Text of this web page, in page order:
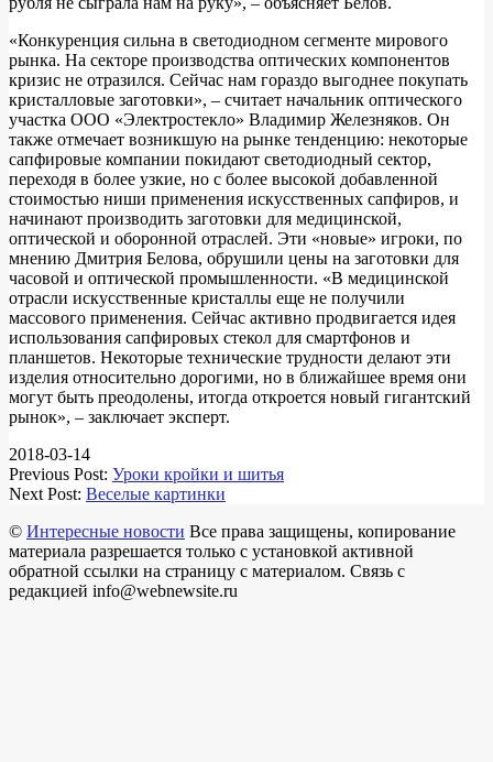
«Конкуренция сильна в светодиодном сегменте мирового
рынка. На секторе производства оптических компонентов
кризис не отразился. Сейчас нам гораздо выгоднее покупать
кристалловые заготовки», – считает начальник оптического
участка ООО «Электростекло» Владимир Железняков. Он
также отмечает возникшую на рынке тенденцию: некоторые
сапфировые компании покидают светодиодный сектор,
переходя в более узкие, но с более высокой добавленной
стоимостью ниши применения искусственных сапфиров, и
начинают производить заготовки для медицинской,
оптической и оборонной отраслей. Эти «новые» игроки, по
мнению Дмитрия Белова, обрушили цены на заготовки для
часовой и оптической промышленности. «В медицинской
отрасли искусственные кристаллы еще не получили
массового применения. Сейчас активно продвигается идея
использования сапфировых стекол для смартфонов и
планшетов. Некоторые технические трудности делают эти
изделия относительно дорогими, но в ближайшее время они
могут быть преодолены, итогда откроется новый гигантский
рынок», – заключает эксперт.
2018-03-14
Previous Post: Уроки кройки и шитья
Next Post: Веселые картинки
© Интересные новости Все права защищены, копирование
материала разрешается только с установкой активной
обратной ссылки на страницу с материалом. Связь с
редакцией info@webnewsite.ru